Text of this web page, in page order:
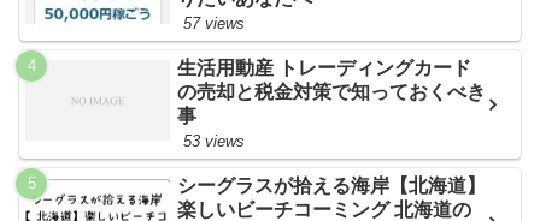
57 views
生活用動産 トレーディングカード
の売却と税金対策で知っておくべき
事
53 views
シーグラスが拾える海岸【北海道】
楽しいビーチコーミング 北海道の